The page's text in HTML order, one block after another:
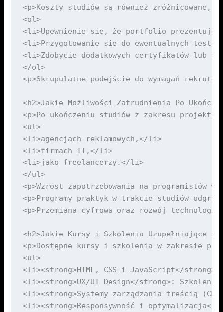
<p>Koszty studiów są również
<ol>
<li>Upewnienie się, że portfolio prezentuje
<li>Przygotowanie się do ewentualnych
<li>Zdobycie dodatkowych certyfikatów lub
</ol>
<p>Skrupulatne podejście do wymagań
<h2>Jakie Możliwości Zatrudnienia Po
<p>Po ukończeniu studiów z zakresu
<ul>
<li>agencjach reklamowych,</li>
<li>firmach IT,</li>
<li>jako freelancerzy.</li>
</ul>
<p>Wzrost zapotrzebowania na
<p>Programy praktyk w trakcie studiów
<p>Przemiana cyfrowa oraz rozwój
<h2>Jakie Kursy i Szkolenia Uzupełniające
<p>Dostępne kursy i szkolenia w zakresie
<ul>
<li><strong>HTML, CSS i JavaScript</
<li><strong>UX/UI Design</strong>:
<li><strong>Systemy zarządzania treścią
<li><strong>Responsywność i